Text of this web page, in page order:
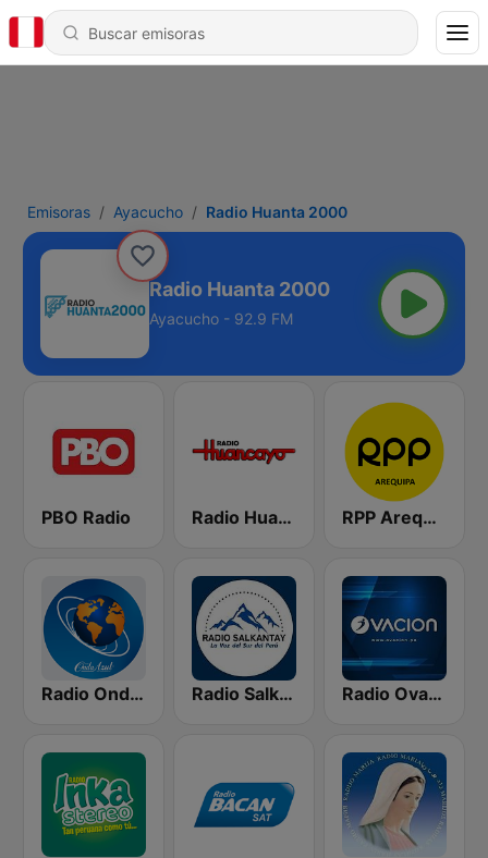
Emisoras Ayacucho Radio Huanta 2000
Radio Huanta 2000
Ayacucho - 92.9 FM
PBO Radio Radio Huancayo RPP Arequipa
Radio Onda Azul Radio Salkantay Radio Ovación